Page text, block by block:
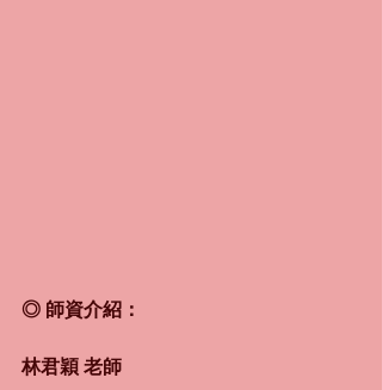
◎ 師資介紹：
林君穎 老師